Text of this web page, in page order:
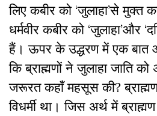
लिए कबीर को ‘जुलाहा’से मुक्त
धर्मवीर कबीर को ‘जुलाहा’और
हैं। ऊपर के उद्धरण में एक बात
कि ब्राह्मणों ने जुलाहा जाति
जरूरत कहाँ महसूस की?
विधर्मी था। जिस अर्थ में